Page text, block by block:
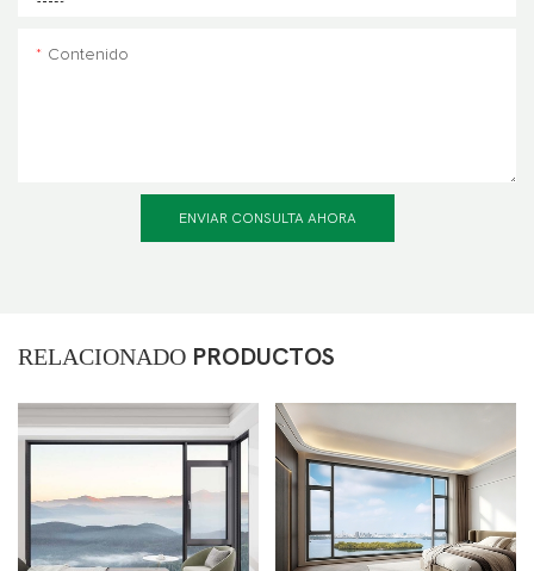
Contenido
ENVIAR CONSULTA AHORA
RELACIONADO PRODUCTOS